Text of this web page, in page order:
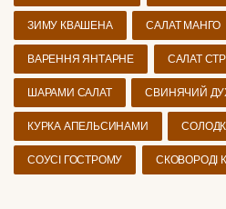
ЗИМУ КВАШЕНА САЛАТ МАНГО
ВАРЕННЯ ЯНТАРНЕ САЛАТ
ШАРАМИ САЛАТ СВИНЯЧИЙ
КУРКА АПЕЛЬСИНАМИ
СОУСІ ГОСТРОМУ СКОВОРОДІ